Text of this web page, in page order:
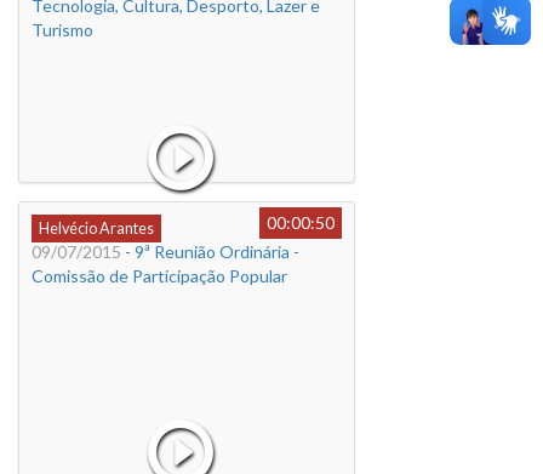
Tecnologia, Cultura, Desporto, Lazer e
Turismo
Helvécio Arantes
00:00:50
09/07/2015 - 9ª Reunião Ordinária -
Comissão de Participação Popular